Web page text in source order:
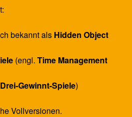
bekannt als Hidden Object
(engl. Time Management
Drei-Gewinnt-Spiele)
Vollversionen.